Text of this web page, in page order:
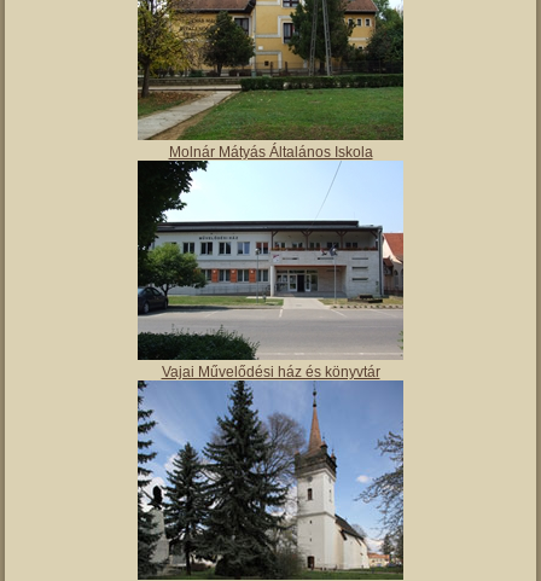
Molnár Mátyás Általános Iskola
Vajai Művelődési ház és könyvtár